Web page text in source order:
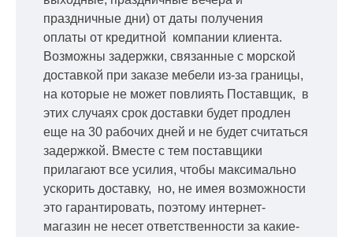
праздничные дни) от даты получения
оплаты от кредитной компании клиента.
Возможны задержки, связанные с морской
доставкой при заказе мебели из-за границы,
на которые не может повлиять Поставщик, в
этих случаях срок доставки будет продлен
еще на 30 рабочих дней и не будет считаться
задержкой. Вместе с тем поставщики
прилагают все усилия, чтобы максимально
ускорить доставку, но, не имея возможности
это гарантировать, поэтому интернет-
магазин не несет ответственности за какие-